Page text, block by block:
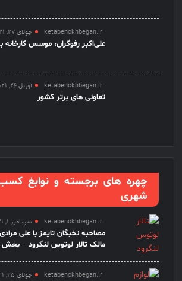
ketabenokhbegan.ir جولای 27, 2021
علی‌اکبر رفوگران، موسس کارخانه
ketabenokhbegan.ir آوریل 26, 2021
تعاونی های برتر کشور
چهره های برجسته و نوابغ
شهری
ketabenokhbegan.ir سپتامبر 1, 2021
مصاحبه نخبگان تایمز با علی
مالک تالار لوتوس لنگرود –
ketabenokhbegan.ir جولای 25, 2021